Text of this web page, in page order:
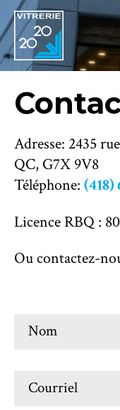
Adresse: 2435
QC, G7X 9V8
Téléphone: (418)
Licence RBQ :
Ou contactez-
Nom
Courriel